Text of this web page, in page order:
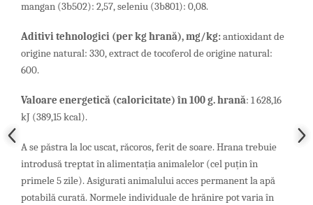
mangan (3b502): 2,57,seleniu (3b801): 0,08.
Aditivi tehnologici (perkg hrană), mg/kg:antioxidant de
origine natural: 330, extract de tocoferol de origine natural:
600.
Valoare energetică (caloricitate) în 100 g. hrană: 1 628,16
kJ (389,15 kcal).
A se păstra la loc uscat, răcoros, ferit de soare. Hrana trebuie
introdusă treptat în alimentația animalelor (cel puțin în
primele 5 zile). Asigurati animalului acces permanent la apă
potabilă curată. Normele individuale de hrănire pot varia în